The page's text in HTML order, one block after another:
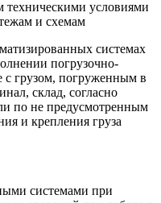
техническими условиями
и схемам
системах
погрузочно-
с грузом, погруженным в
склад, согласно
по не предусмотренным
и крепления груза
системами при